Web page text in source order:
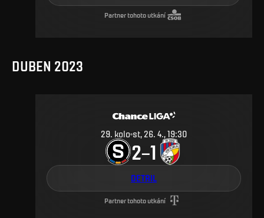
Partner tohoto utkání
DUBEN 2023
29. kolo st, 26. 4., 19:30
2–1
DETAIL
Partner tohoto utkání